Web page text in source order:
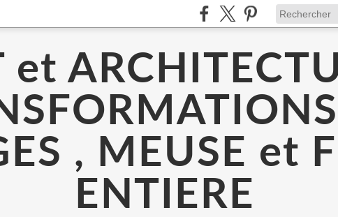
et
, MEUSE et
ENTIERE